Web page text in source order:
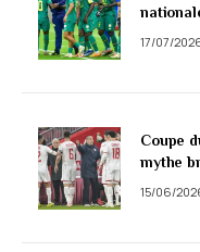
17/07/
Coupe
mythe
15/06/